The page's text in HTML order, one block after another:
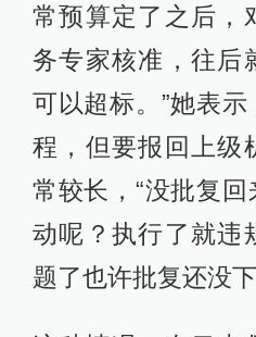
常预算定了之后，
务专家核准，往后
可以超标。”她表
程，但要报回上级
常较长，“没批复
动呢？执行了就违
题了也许批复还没下